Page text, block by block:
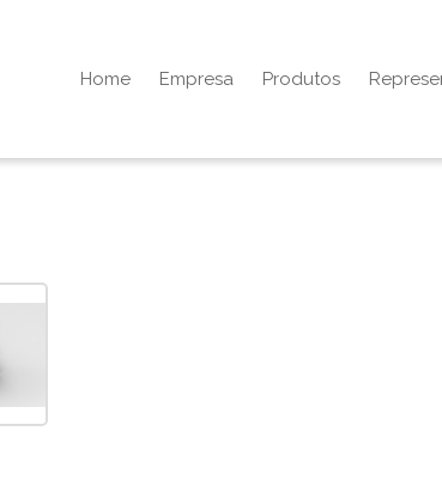
Home Empresa Produtos